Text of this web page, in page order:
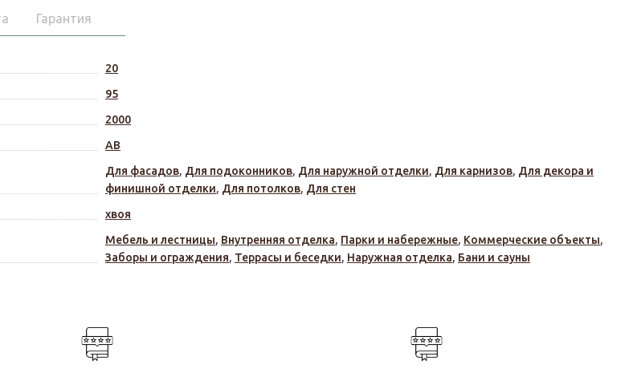
Гарантия
20
95
2000
АВ
Для фасадов, Для подоконников, Для наружной отделки, Для карнизов, Для декора и
финишной отделки, Для потолков, Для стен
хвоя
Мебель и лестницы, Внутренняя отделка, Парки и набережные, Коммерческие объекты,
Заборы и ограждения, Террасы и беседки, Наружная отделка, Бани и сауны